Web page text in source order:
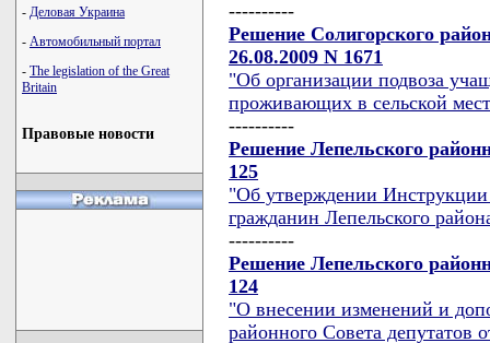
- Деловая Украина
- Автомобильный портал
- The legislation of the Great
Britain
Правовые новости
----------
Решение Солигорского
26.08.2009 N 1671
"Об организации подвоза
проживающих в сельской
----------
Решение Лепельского
125
"Об утверждении
гражданин Лепельского
----------
Решение Лепельского
124
"О внесении изменений и
районного Совета депутатов